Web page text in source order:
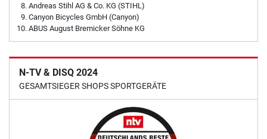
Andreas Stihl AG & Co. KG (STIHL)
Canyon Bicycles GmbH (Canyon)
ABUS August Bremicker Söhne KG
N-TV & DISQ 2024
GESAMTSIEGER SHOPS SPORTGERÄTE